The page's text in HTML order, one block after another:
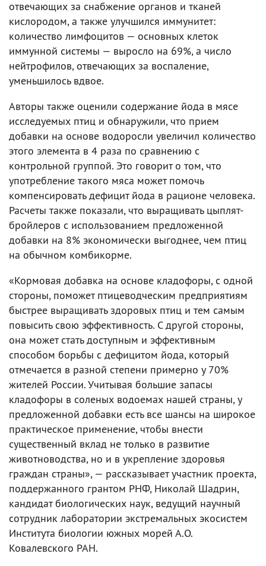
отвечающих за снабжение органов и тканей
кислородом, а также улучшился иммунитет:
количество лимфоцитов — основных клеток
иммунной системы — выросло на 69%, а число
нейтрофилов, отвечающих за воспаление,
уменьшилось вдвое.
Авторы также оценили содержание йода в мясе
исследуемых птиц и обнаружили, что прием
добавки на основе водоросли увеличил количество
этого элемента в 4 раза по сравнению с
контрольной группой. Это говорит о том, что
употребление такого мяса может помочь
компенсировать дефицит йода в рационе человека.
Расчеты также показали, что выращивать цыплят-
бройлеров с использованием предложенной
добавки на 8% экономически выгоднее, чем птиц
на обычном комбикорме.
«Кормовая добавка на основе кладофоры, с одной
стороны, поможет птицеводческим предприятиям
быстрее выращивать здоровых птиц и тем самым
повысить свою эффективность. С другой стороны,
она может стать доступным и эффективным
способом борьбы с дефицитом йода, который
отмечается в разной степени примерно у 70%
жителей России. Учитывая большие запасы
кладофоры в соленых водоемах нашей страны, у
предложенной добавки есть все шансы на широкое
практическое применение, чтобы внести
существенный вклад не только в развитие
животноводства, но и в укрепление здоровья
граждан страны», — рассказывает участник проекта,
поддержанного грантом РНФ, Николай Шадрин,
кандидат биологических наук, ведущий научный
сотрудник лаборатории экстремальных экосистем
Института биологии южных морей А.О.
Ковалевского РАН.